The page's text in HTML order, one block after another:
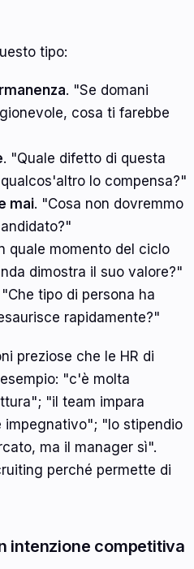
tipo:
. "Se domani
cosa ti farebbe
. "Quale difetto di questa
lo compensa?"
mai. "Cosa non dovremmo
quale momento del ciclo
dimostra il suo valore?"
"Che tipo di persona ha
rapidamente?"
preziose che le HR di
"c'è molta
"il team impara
impegnativo"; "lo stipendio
ma il manager sì".
perché permette di
intenzione competitiva